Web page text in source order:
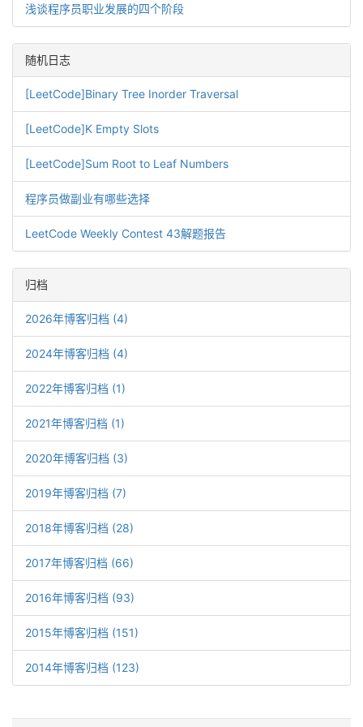
浅谈程序员职业发展的四个阶段
随机日志
[LeetCode]Binary Tree Inorder Traversal
[LeetCode]K Empty Slots
[LeetCode]Sum Root to Leaf Numbers
程序员做副业有哪些选择
LeetCode Weekly Contest 43解题报告
归档
2026年博客归档 (4)
2024年博客归档 (4)
2022年博客归档 (1)
2021年博客归档 (1)
2020年博客归档 (3)
2019年博客归档 (7)
2018年博客归档 (28)
2017年博客归档 (66)
2016年博客归档 (93)
2015年博客归档 (151)
2014年博客归档 (123)